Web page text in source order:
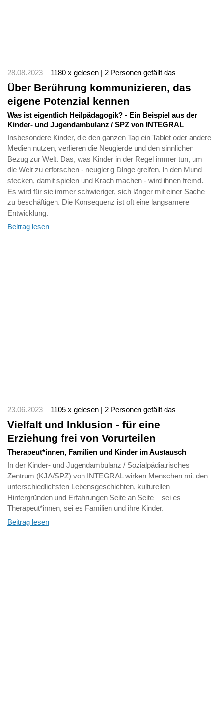
28.08.2023 1180 x gelesen | 2 Personen gefällt das
Über Berührung kommunizieren, das
eigene Potenzial kennen
Was ist eigentlich Heilpädagogik? - Ein Beispiel aus der
Kinder- und Jugendambulanz / SPZ von INTEGRAL
Insbesondere Kinder, die den ganzen Tag ein Tablet oder andere
Medien nutzen, verlieren die Neugierde und den sinnlichen
Bezug zur Welt. Das, was Kinder in der Regel immer tun, um
die Welt zu erforschen - neugierig Dinge greifen, in den Mund
stecken, damit spielen und Krach machen - wird ihnen fremd.
Es wird für sie immer schwieriger, sich länger mit einer Sache
zu beschäftigen. Die Konsequenz ist oft eine langsamere
Entwicklung.
Beitrag lesen
23.06.2023 1105 x gelesen | 2 Personen gefällt das
Vielfalt und Inklusion - für eine
Erziehung frei von Vorurteilen
Therapeut*innen, Familien und Kinder im Austausch
In der Kinder- und Jugendambulanz / Sozialpädiatrisches
Zentrum (KJA/SPZ) von INTEGRAL wirken Menschen mit den
unterschiedlichsten Lebensgeschichten, kulturellen
Hintergründen und Erfahrungen Seite an Seite – sei es
Therapeut*innen, sei es Familien und ihre Kinder.
Beitrag lesen